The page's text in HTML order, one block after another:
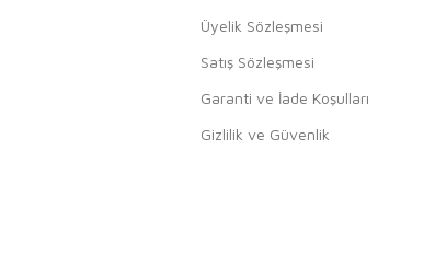
Üyelik Sözleşmesi
Satış Sözleşmesi
Garanti ve İade Koşulları
Gizlilik ve Güvenlik